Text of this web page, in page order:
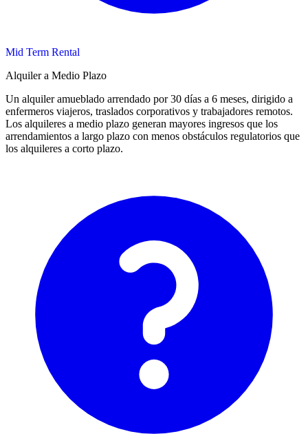
Mid Term Rental
Alquiler a Medio Plazo
Un alquiler amueblado arrendado por 30 días a 6 meses, dirigido a
enfermeros viajeros, traslados corporativos y trabajadores remotos.
Los alquileres a medio plazo generan mayores ingresos que los
arrendamientos a largo plazo con menos obstáculos regulatorios que
los alquileres a corto plazo.